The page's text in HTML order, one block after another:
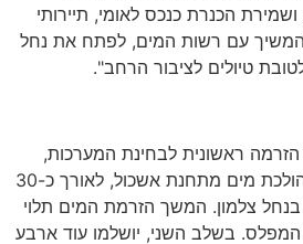
ושמירת הכנרת כנכס לאומי, תיירותי
עם רשות המים, לפתח את נחל
טיולים לציבור הרחב".
ראשונית לבחינת המערכות,
מים מתחנת אשכול, לאורך כ-30
צלמון. המשך הזרמת המים תלוי
המפלס. בשלב השני, יושלמו עוד ארבע